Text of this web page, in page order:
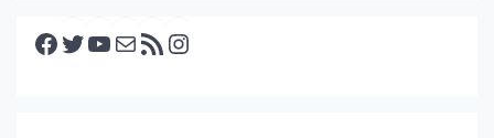
Facebook Twitter YouTube E-mail RSS feed